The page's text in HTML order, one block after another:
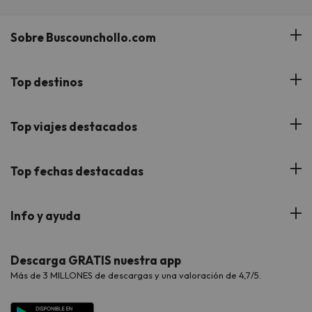
Sobre Buscounchollo.com
¿Quiénes somos?
Buscounchollo en los medios
Proveedores
Viajes para grupos
Top destinos
Hoteles Andalucía
Hoteles Cataluña
Hoteles Galicia
Top viajes destacados
Viajes con Niños
Viajes de Novios
Chollos con Todo Incluido
Top fechas destacadas
Verano
Vacaciones en Agosto
Info y ayuda
Contáctanos
Preguntas frecuentes
Descarga GRATIS nuestra app
Más de 3 MILLONES de descargas y una valoración de 4,7/5.